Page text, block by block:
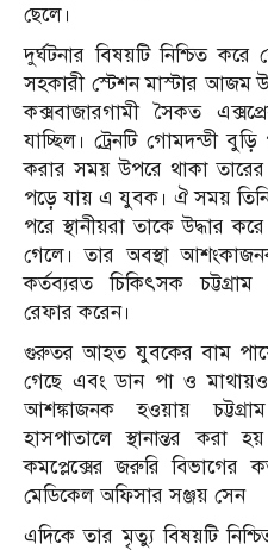
ছেলে।
দুর্ঘটনার বিষয়টি নিশ্চিত
সহকারী স্টেশন মাস্টার আজম
কক্সবাজারগামী সৈকত
যাচ্ছিল। ট্রেনটি গোমদন্ডী
করার সময় উপরে থাকা
পড়ে যায় এ যুবক। ঐ সময়
পরে স্থানীয়রা তাকে উদ্ধার
গেলে। তার অবস্থা
কর্তব্যরত চিকিৎসক
রেফার করেন।
গুরুতর আহত যুবকের বাম
গেছে এবং ডান পা ও
আশঙ্কাজনক হওয়ায়
হাসপাতালে স্থানান্তর করা
কমপ্লেক্সের জরুরি বিভাগের
মেডিকেল অফিসার সঞ্জয় সেন
এদিকে তার মৃত্যু বিষয়টি